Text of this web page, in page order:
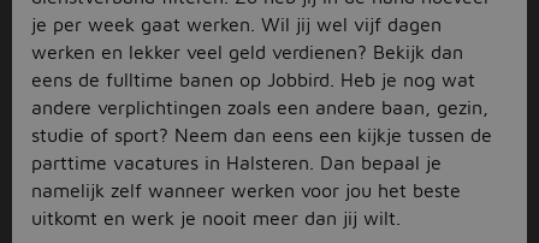
je per week gaat werken. Wil jij wel vijf dagen
werken en lekker veel geld verdienen? Bekijk dan
eens de fulltime banen op Jobbird. Heb je nog wat
andere verplichtingen zoals een andere baan, gezin,
studie of sport? Neem dan eens een kijkje tussen de
parttime vacatures in Halsteren. Dan bepaal je
namelijk zelf wanneer werken voor jou het beste
uitkomt en werk je nooit meer dan jij wilt.